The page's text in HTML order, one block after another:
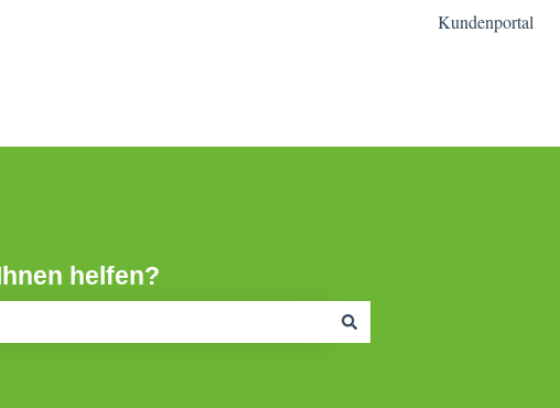
Kundenportal
helfen?